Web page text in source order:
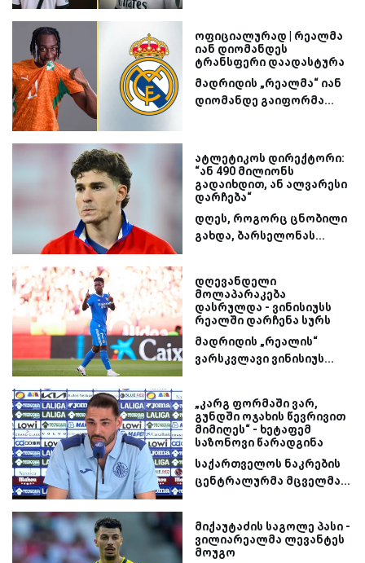
ოფიციალურად | რეალმა
იან დიომანდეს
ტრანსფერი დაადასტურა
მადრიდის „რეალმა“ იან
დიომანდე გაიფორმა...
ატლეტიკოს დირექტორი:
“ან 490 მილიონს
გადაიხდით, ან ალვარესი
დარჩება“
დღეს, როგორც ცნობილი
გახდა, ბარსელონას...
დღევანდელი
მოლაპარაკება
დასრულდა - ვინისიუსს
რეალში დარჩენა სურს
მადრიდის „რეალის“
ვარსკვლავი ვინისიუს...
„კარგ ფორმაში ვარ,
გუნდში ოჯახის წევრივით
მიმიღეს“ - ხეტაფემ
საზონოვი წარადგინა
საქართველოს ნაკრების
ცენტრალურმა მცველმა...
მიქაუტაძის საგოლე პასი -
ვილიარეალმა ლევანტეს
მოუგო